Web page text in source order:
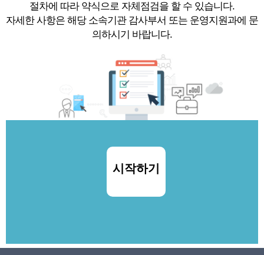
절차에 따라 약식으로 자체점검을 할 수 있습니다.
자세한 사항은 해당 소속기관 감사부서 또는 운영지원과에 문
의하시기 바랍니다.
시작하기